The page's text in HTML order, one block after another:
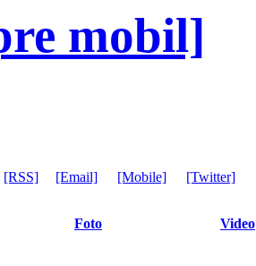
mobil]
[RSS] [Email] [Mobile] [Twitter]
Foto Video